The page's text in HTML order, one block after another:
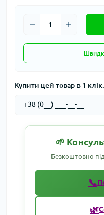
Купити цей товар в 1 клік:
🌱
Безкоштовно
📞
🌿